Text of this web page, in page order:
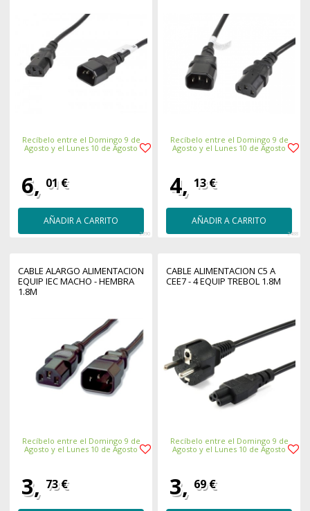
Recíbelo entre el Domingo 9 de
Agosto y el Lunes 10 de Agosto
6, 01 €
AÑADIR A CARRITO
2390
Recíbelo entre el Domingo 9 de
Agosto y el Lunes 10 de Agosto
4, 13 €
AÑADIR A CARRITO
2488
CABLE ALARGO ALIMENTACION
EQUIP IEC MACHO - HEMBRA
1.8M
Recíbelo entre el Domingo 9 de
Agosto y el Lunes 10 de Agosto
3, 73 €
CABLE ALIMENTACION C5 A
CEE7 - 4 EQUIP TREBOL 1.8M
Recíbelo entre el Domingo 9 de
Agosto y el Lunes 10 de Agosto
3, 69 €